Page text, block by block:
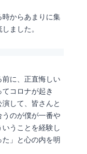
からあまりに集
ました。
に、正直悔しい
コロナが起き
して、皆さんと
のが僕が一番や
うことを経験し
」と心の内を明